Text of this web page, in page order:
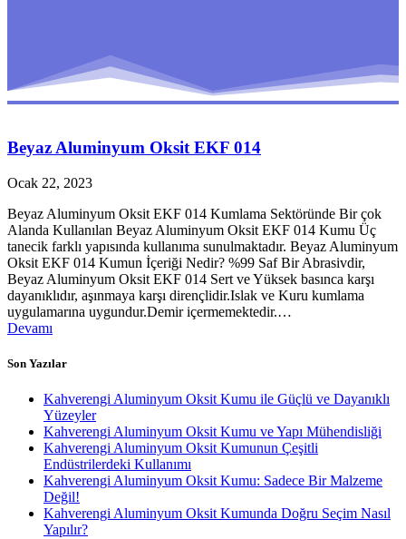
Beyaz Aluminyum Oksit EKF 014
Ocak 22, 2023
Beyaz Aluminyum Oksit EKF 014 Kumlama Sektöründe Bir çok
Alanda Kullanılan Beyaz Aluminyum Oksit EKF 014 Kumu Üç
tanecik farklı yapısında kullanıma sunulmaktadır. Beyaz Aluminyum
Oksit EKF 014 Kumun İçeriği Nedir? %99 Saf Bir Abrasivdir,
Beyaz Aluminyum Oksit EKF 014 Sert ve Yüksek basınca karşı
dayanıklıdır, aşınmaya karşı dirençlidir.Islak ve Kuru kumlama
uygulamarına uygundur.Demir içermemektedir.…
Devamı
Son Yazılar
Kahverengi Aluminyum Oksit Kumu ile Güçlü ve Dayanıklı
Yüzeyler
Kahverengi Aluminyum Oksit Kumu ve Yapı Mühendisliği
Kahverengi Aluminyum Oksit Kumunun Çeşitli
Endüstrilerdeki Kullanımı
Kahverengi Aluminyum Oksit Kumu: Sadece Bir Malzeme
Değil!
Kahverengi Aluminyum Oksit Kumunda Doğru Seçim Nasıl
Yapılır?